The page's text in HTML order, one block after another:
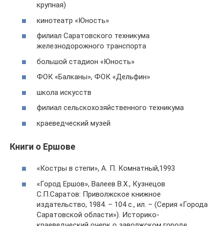
крупная)
кинотеатр «Юность»
филиал Саратовского техникума
железнодорожного транспорта
большой стадион «Юность»
ФОК «Балканы», ФОК «Дельфин»
школа искусств
филиал сельскохозяйственного техникума
краеведческий музей
Книги о Ершове
«Костры в степи», А. П. Комнатный,1993
«Город Ершов», Валеев В.Х., Кузнецов
С.П.Саратов: Приволжское книжное
издательство, 1984. – 104 с., ил. – (Серия «Города
Саратовской области»). Историко-